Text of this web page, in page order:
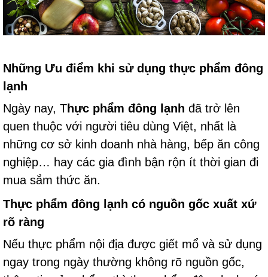
Những Ưu điểm khi sử dụng thực phẩm đông
lạnh
Ngày nay, Thực phẩm đông lạnh đã trở lên
quen thuộc với người tiêu dùng Việt, nhất là
những cơ sở kinh doanh nhà hàng, bếp ăn công
nghiệp… hay các gia đình bận rộn ít thời gian đi
mua sắm thức ăn.
Thực phẩm đông lạnh có nguồn gốc xuất xứ
rõ ràng
Nếu thực phẩm nội địa được giết mổ và sử dụng
ngay trong ngày thường không rõ nguồn gốc,